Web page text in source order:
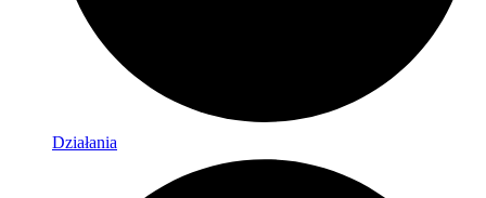
Działania